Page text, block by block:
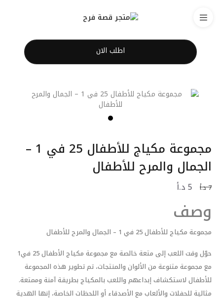
اطلب الان
مجموعة مكياج للأطفال 25 في 1 –
الجمال والمرح للأطفال
7د.أ 5د.أ
وصف
مجموعة مكياج للأطفال 25 في 1 – الجمال والمرح للأطفال
مع مجموعة متنوعة من الألوان والمنتجات، تم تطوير هذه المجموعة
للأطفال لاستكشاف إبداعهم واللعب بالمكياج بطريقة آمنة وممتعة.
مثالية للحفلات والألعاب مع الأصدقاء أو اللحظات الخاصة، إنها الهدية